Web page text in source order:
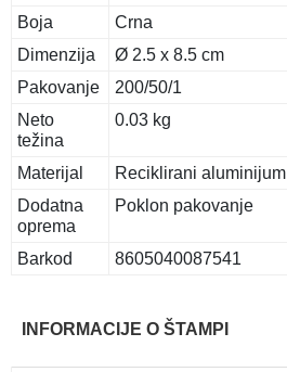
Boja
Crna
Dimenzija
Ø 2.5 x 8.5 cm
Pakovanje
200/50/1
Neto
težina
0.03 kg
Materijal
Reciklirani aluminijum
Dodatna
oprema
Poklon pakovanje
Barkod 8605040087541
INFORMACIJE O ŠTAMPI